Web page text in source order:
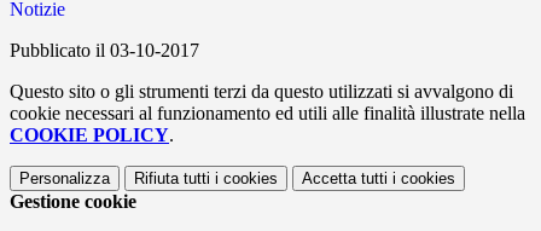
Notizie
Pubblicato il 03-10-2017
Questo sito o gli strumenti terzi da questo utilizzati si avvalgono di
cookie necessari al funzionamento ed utili alle finalità illustrate nella
COOKIE POLICY.
Personalizza Rifiuta tutti i cookies Accetta tutti i cookies
Gestione cookie